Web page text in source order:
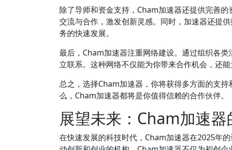
除了导师和资金支持，Cham加速器还提供完善
交流与合作，激发创新灵感。同时，加速器还提
务的快速发展。
最后，Cham加速器注重网络建设。通过组织各
立联系。这种网络不仅能为你带来合作机会，还
总之，选择Cham加速器，你将获得多方面的支
么，Cham加速器都将是你值得信赖的合作伙伴。
展望未来：Cham加速器
在快速发展的科技时代，Cham加速器在2025年